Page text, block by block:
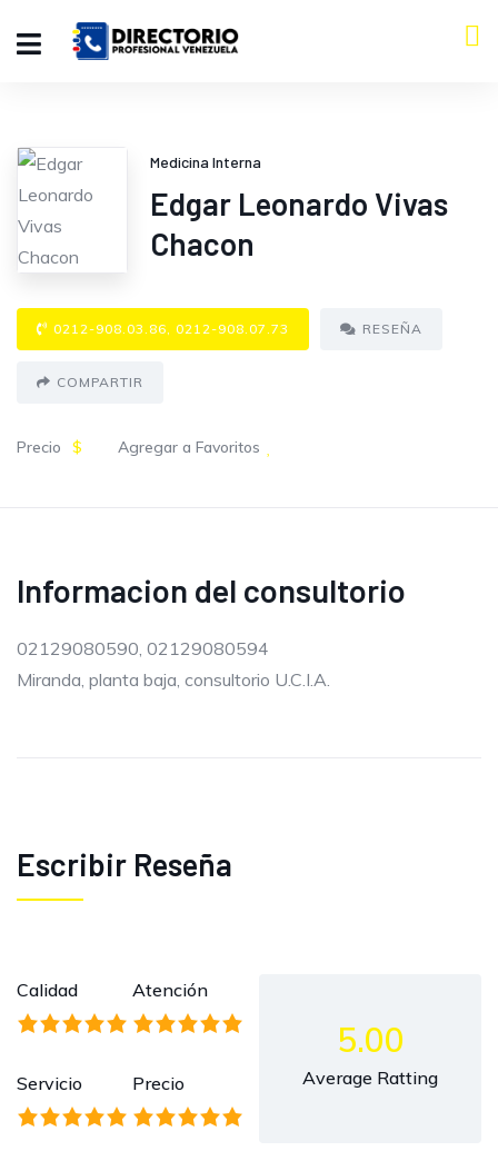
Medicina Interna
Edgar Leonardo Vivas
Chacon
0212-908.03.86, 0212-908.07.73 RESEÑA
COMPARTIR
Precio $ Agregar a Favoritos
Informacion del consultorio
02129080590, 02129080594
Miranda, planta baja, consultorio U.C.I.A.
Escribir Reseña
Calidad Atención
Servicio Precio
5.00
Average Ratting